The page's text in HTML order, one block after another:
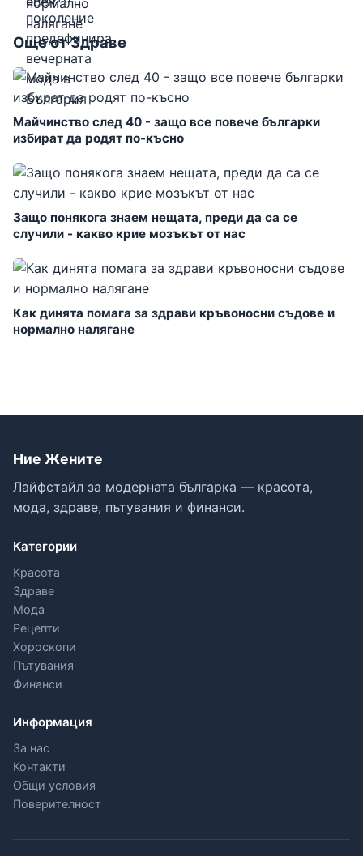
Още от Здраве
Майчинство след 40 - защо все повече българки
избират да родят по-късно
Защо понякога знаем нещата, преди да са се
случили - какво крие мозъкът от нас
Как динята помага за здрави кръвоносни съдове и
нормално налягане
Ние Жените
Лайфстайл за модерната българка — красота,
мода, здраве, пътувания и финанси.
Категории
Красота
Здраве
Мода
Рецепти
Хороскопи
Пътувания
Финанси
Информация
За нас
Контакти
Общи условия
Поверителност